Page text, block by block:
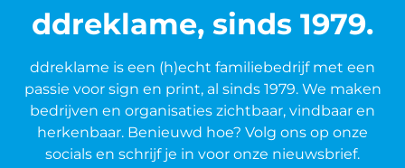
ddreklame, sinds 1979.
ddreklame is een (h)echt familiebedrijf met een
passie voor sign en print, al sinds 1979. We maken
bedrijven en organisaties zichtbaar, vindbaar en
herkenbaar. Benieuwd hoe? Volg ons op onze
socials en schrijf je in voor onze nieuwsbrief.